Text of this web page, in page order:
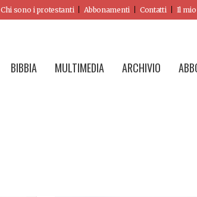
Chi sono i protestanti Abbonamenti Contatti Il mio
BIBBIA MULTIMEDIA ARCHIVIO